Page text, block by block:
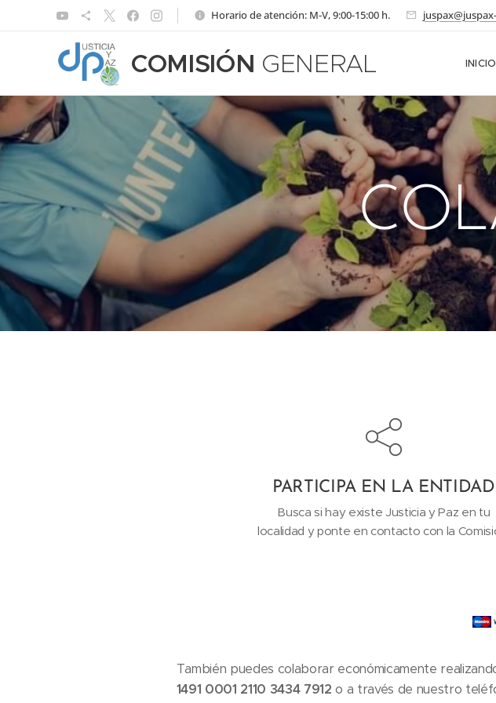
Horario de atención: M-V, 9:00-15:00 h.
COMISIÓN GENERAL INICIO
PARTICIPA EN LA ENTIDAD
Busca si hay existe Justicia y Paz en tu
localidad y ponte en contacto con la
También puedes colaborar económicamente
1491 0001 2110 3434 7912 o a través de nuestro